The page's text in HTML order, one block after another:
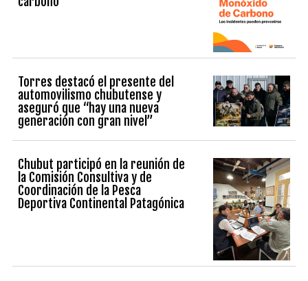
Torres destacó el presente del
automovilismo chubutense y
aseguró que “hay una nueva
generación con gran nivel”
Chubut participó en la reunión de
la Comisión Consultiva y de
Coordinación de la Pesca
Deportiva Continental Patagónica